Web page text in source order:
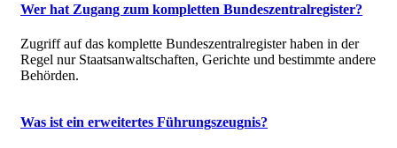
Wer hat Zugang zum kompletten Bundeszentralregister?
Zugriff auf das komplette Bundeszentralregister haben in der
Regel nur Staatsanwaltschaften, Gerichte und bestimmte andere
Behörden.
Was ist ein erweitertes Führungszeugnis?